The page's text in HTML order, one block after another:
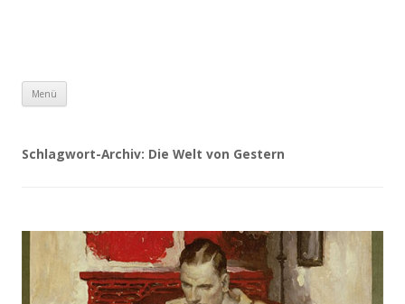
Menü
Schlagwort-Archiv: Die Welt von Gestern